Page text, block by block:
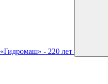
«Гидромаш» - 220 лет